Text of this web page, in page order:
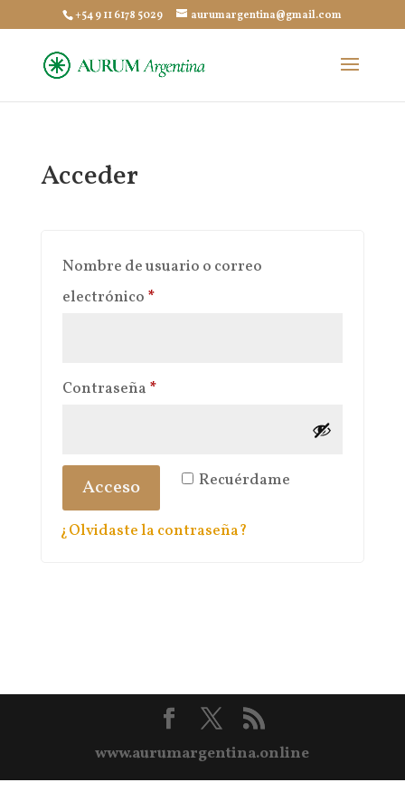
+54 9 11 6178 5029 aurumargentina@gmail.com
Acceder
Nombre de usuario o correo
electrónico *Obligatorio
Contraseña *Obligatorio
Recuérdame
Acceso
¿Olvidaste la contraseña?
www.aurumargentina.online